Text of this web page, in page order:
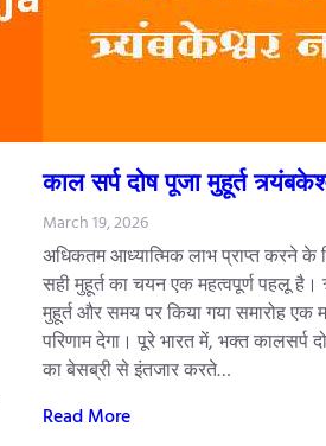
काल सर्प दोष पूजा मुहूर्त
March 19, 2026
अधिकतम आध्यात्मिक लाभ प्राप्त करने के
सही मुहूर्त का चयन एक महत्वपूर्ण पहलू है।
मुहूर्त और समय पर किया गया समारोह एक
परिणाम देगा। पूरे भारत में, भक्त कालसर्प
का बेसब्री से इंतजार करते…
Read More